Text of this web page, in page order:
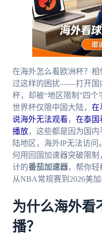
在海外怎么看欧洲杯？
过这样的困扰——打开国
杯，却被“地区限制”四
世界杯仅限中国大陆， 在
说海外无法观看 ， 在泰国
播放，这些都是因为国
陆地区，海外IP无法访
何用回国加速器突破限
计的番茄加速器，帮你轻
从NBA常规赛到2026美
为什么海外看
播？